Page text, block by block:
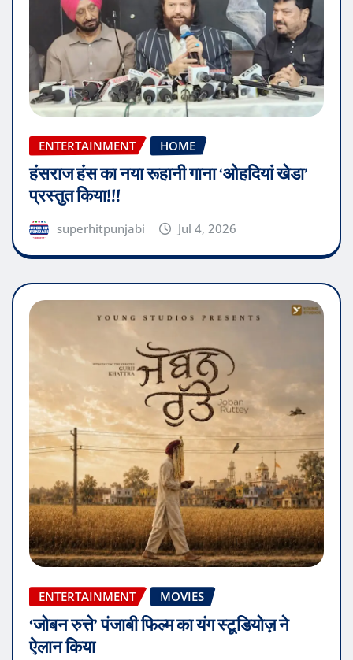
ENTERTAINMENT HOME
हंसराज हंस का नया रूहानी गाना ‘ओहदियां खेडा’
प्रस्तुत किया!!!
superhitpunjabi Jul 4, 2026
ENTERTAINMENT MOVIES
‘जोबन रुत्ते’ पंजाबी फिल्म का यंग स्टूडियोज़ ने
ऐलान किया